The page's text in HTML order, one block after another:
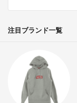
注目ブランド一覧